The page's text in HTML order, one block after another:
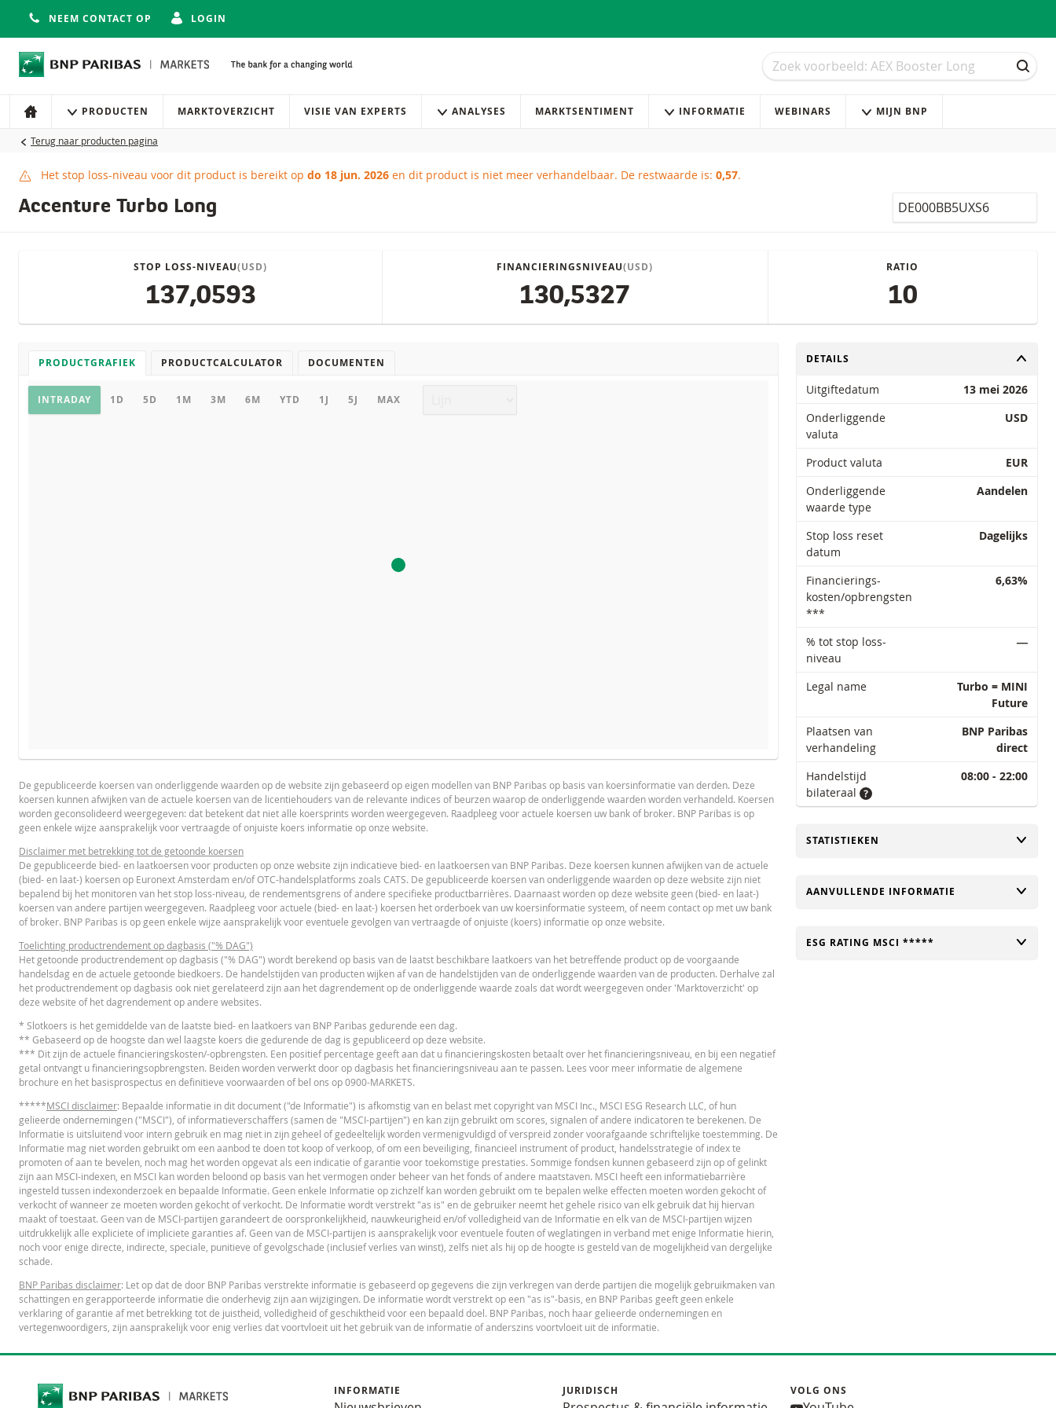
NEEM CONTACT OP LOGIN
Zoek
Zoek
ZOEK
Navigatie
Site navigatie
HOME PRODUCTEN MARKTOVERZICHT VISIE VAN EXPERTS ANALYSES MARKTSENTIMENT INFORMATIE WEBINARS MIJN BNP
Terug naar producten pagina
Stop loss-niveau bereikt
Het stop loss-niveau voor dit product is bereikt op do 18 jun. 2026 en dit product is niet meer verhandelbaar. De restwaarde is: 0,57.
Accenture Turbo Long Isin
STOP LOSS-NIVEAU(USD)
137,0593
FINANCIERINGSNIVEAU(USD)
130,5327
RATIO
10
PRODUCTGRAFIEK PRODUCTCALCULATOR DOCUMENTEN
Productgrafiek
INTRADAY 1D 5D 1M 3M 6M YTD 1J 5J MAX
De calculator voor dit product is uitgeschakeld, omdat het stop-loss niveau van dit product bereikt is.
PROSPECTUS
Prospectus (NL) URL
FINAL TERMS
Final Terms URL
ESSENTIËLE BELEGGERSINFORMATIEDOCUMENTATIE
Essentiële
Beleggersinformatiedocument (NL)
PDF
FINANCIEEL OVERZICHT
Financial Information URL
Cost Report URL
RECENTE KOERSINFORMATIE
PRODUCT PROJECTIONS
Some helper text for the product price projections, financial advice advised
UNDERLYING PRICE PRICE PROJECTION
De gepubliceerde koersen van onderliggende waarden op de website zijn gebaseerd op eigen modellen van BNP Paribas op basis van koersinformatie van derden. Deze
koersen kunnen afwijken van de actuele koersen van de licentiehouders van de relevante indices of beurzen waarop de onderliggende waarden worden verhandeld. Koersen
worden geconsolideerd weergegeven: dat betekent dat niet alle koersprints worden weergegeven. Raadpleeg voor actuele koersen uw bank of broker. BNP Paribas is op
geen enkele wijze aansprakelijk voor vertraagde of onjuiste koers informatie op onze website.
Disclaimer met betrekking tot de getoonde koersen
De gepubliceerde bied- en laatkoersen voor producten op onze website zijn indicatieve bied- en laatkoersen van BNP Paribas. Deze koersen kunnen afwijken van de actuele
(bied- en laat-) koersen op Euronext Amsterdam en/of OTC-handelsplatforms zoals CATS. De gepubliceerde koersen van onderliggende waarden op deze website zijn niet
bepalend bij het monitoren van het stop loss-niveau, de rendementsgrens of andere specifieke productbarrières. Daarnaast worden op deze website geen (bied- en laat-)
koersen van andere partijen weergegeven. Raadpleeg voor actuele (bied- en laat-) koersen het orderboek van uw koersinformatie systeem, of neem contact op met uw bank
of broker. BNP Paribas is op geen enkele wijze aansprakelijk voor eventuele gevolgen van vertraagde of onjuiste (koers) informatie op onze website.
Toelichting productrendement op dagbasis ("% DAG")
Het getoonde productrendement op dagbasis ("% DAG") wordt berekend op basis van de laatst beschikbare laatkoers van het betreffende product op de voorgaande
handelsdag en de actuele getoonde biedkoers. De handelstijden van producten wijken af van de handelstijden van de onderliggende waarden van de producten. Derhalve zal
het productrendement op dagbasis ook niet gerelateerd zijn aan het dagrendement op de onderliggende waarde zoals dat wordt weergegeven onder 'Marktoverzicht' op
deze website of het dagrendement op andere websites.
* Slotkoers is het gemiddelde van de laatste bied- en laatkoers van BNP Paribas gedurende een dag.
** Gebaseerd op de hoogste dan wel laagste koers die gedurende de dag is gepubliceerd op deze website.
*** Dit zijn de actuele financieringskosten/-opbrengsten. Een positief percentage geeft aan dat u financieringskosten betaalt over het financieringsniveau, en bij een negatief
getal ontvangt u financieringsopbrengsten. Beiden worden verwerkt door op dagbasis het financieringsniveau aan te passen. Lees voor meer informatie de algemene
brochure en het basisprospectus en definitieve voorwaarden of bel ons op 0900-MARKETS.
*****MSCI disclaimer: Bepaalde informatie in dit document ("de Informatie") is afkomstig van en belast met copyright van MSCI Inc., MSCI ESG Research LLC, of hun
gelieerde ondernemingen ("MSCI"), of informatieverschaffers (samen de "MSCI-partijen") en kan zijn gebruikt om scores, signalen of andere indicatoren te berekenen. De
Informatie is uitsluitend voor intern gebruik en mag niet in zijn geheel of gedeeltelijk worden vermenigvuldigd of verspreid zonder voorafgaande schriftelijke toestemming. De
Informatie mag niet worden gebruikt om een aanbod te doen tot koop of verkoop, of om een beveiliging, financieel instrument of product, handelsstrategie of index te
promoten of aan te bevelen, noch mag het worden opgevat als een indicatie of garantie voor toekomstige prestaties. Sommige fondsen kunnen gebaseerd zijn op of gelinkt
zijn aan MSCI-indexen, en MSCI kan worden beloond op basis van het vermogen onder beheer van het fonds of andere maatstaven. MSCI heeft een informatiebarrière
ingesteld tussen indexonderzoek en bepaalde Informatie. Geen enkele Informatie op zichzelf kan worden gebruikt om te bepalen welke effecten moeten worden gekocht of
verkocht of wanneer ze moeten worden gekocht of verkocht. De Informatie wordt verstrekt "as is" en de gebruiker neemt het gehele risico van elk gebruik dat hij hiervan
maakt of toestaat. Geen van de MSCI-partijen garandeert de oorspronkelijkheid, nauwkeurigheid en/of volledigheid van de Informatie en elk van de MSCI-partijen wijzen
uitdrukkelijk alle expliciete of impliciete garanties af. Geen van de MSCI-partijen is aansprakelijk voor eventuele fouten of weglatingen in verband met enige Informatie hierin,
noch voor enige directe, indirecte, speciale, punitieve of gevolgschade (inclusief verlies van winst), zelfs niet als hij op de hoogte is gesteld van de mogelijkheid van dergelijke
schade.
BNP Paribas disclaimer: Let op dat de door BNP Paribas verstrekte informatie is gebaseerd op gegevens die zijn verkregen van derde partijen die mogelijk gebruikmaken van
schattingen en gerapporteerde informatie die onderhevig zijn aan wijzigingen. De informatie wordt verstrekt op een "as is"-basis, en BNP Paribas geeft geen enkele
verklaring of garantie af met betrekking tot de juistheid, volledigheid of geschiktheid voor een bepaald doel. BNP Paribas, noch haar gelieerde ondernemingen en
vertegenwoordigers, zijn aansprakelijk voor enig verlies dat voortvloeit uit het gebruik van de informatie of anderszins voortvloeit uit de informatie.
TOGGLE
DETAILS
Uitgiftedatum
13 mei 2026
Onderliggende
valuta
USD
Product valuta
EUR
Onderliggende
waarde type
Aandelen
Stop loss reset
datum
Dagelijks
Financierings-
kosten/opbrengsten
***
6,63%
% tot stop loss-
niveau
―
Legal name
Turbo = MINI
Future
Plaatsen van
verhandeling
BNP Paribas
direct
Handelstijd
bilateraal
08:00 - 22:00
TOGGLE
STATISTIEKEN
TOGGLE
AANVULLENDE INFORMATIE
TOGGLE
ESG RATING MSCI *****
INFORMATIE JURIDISCH VOLG ONS